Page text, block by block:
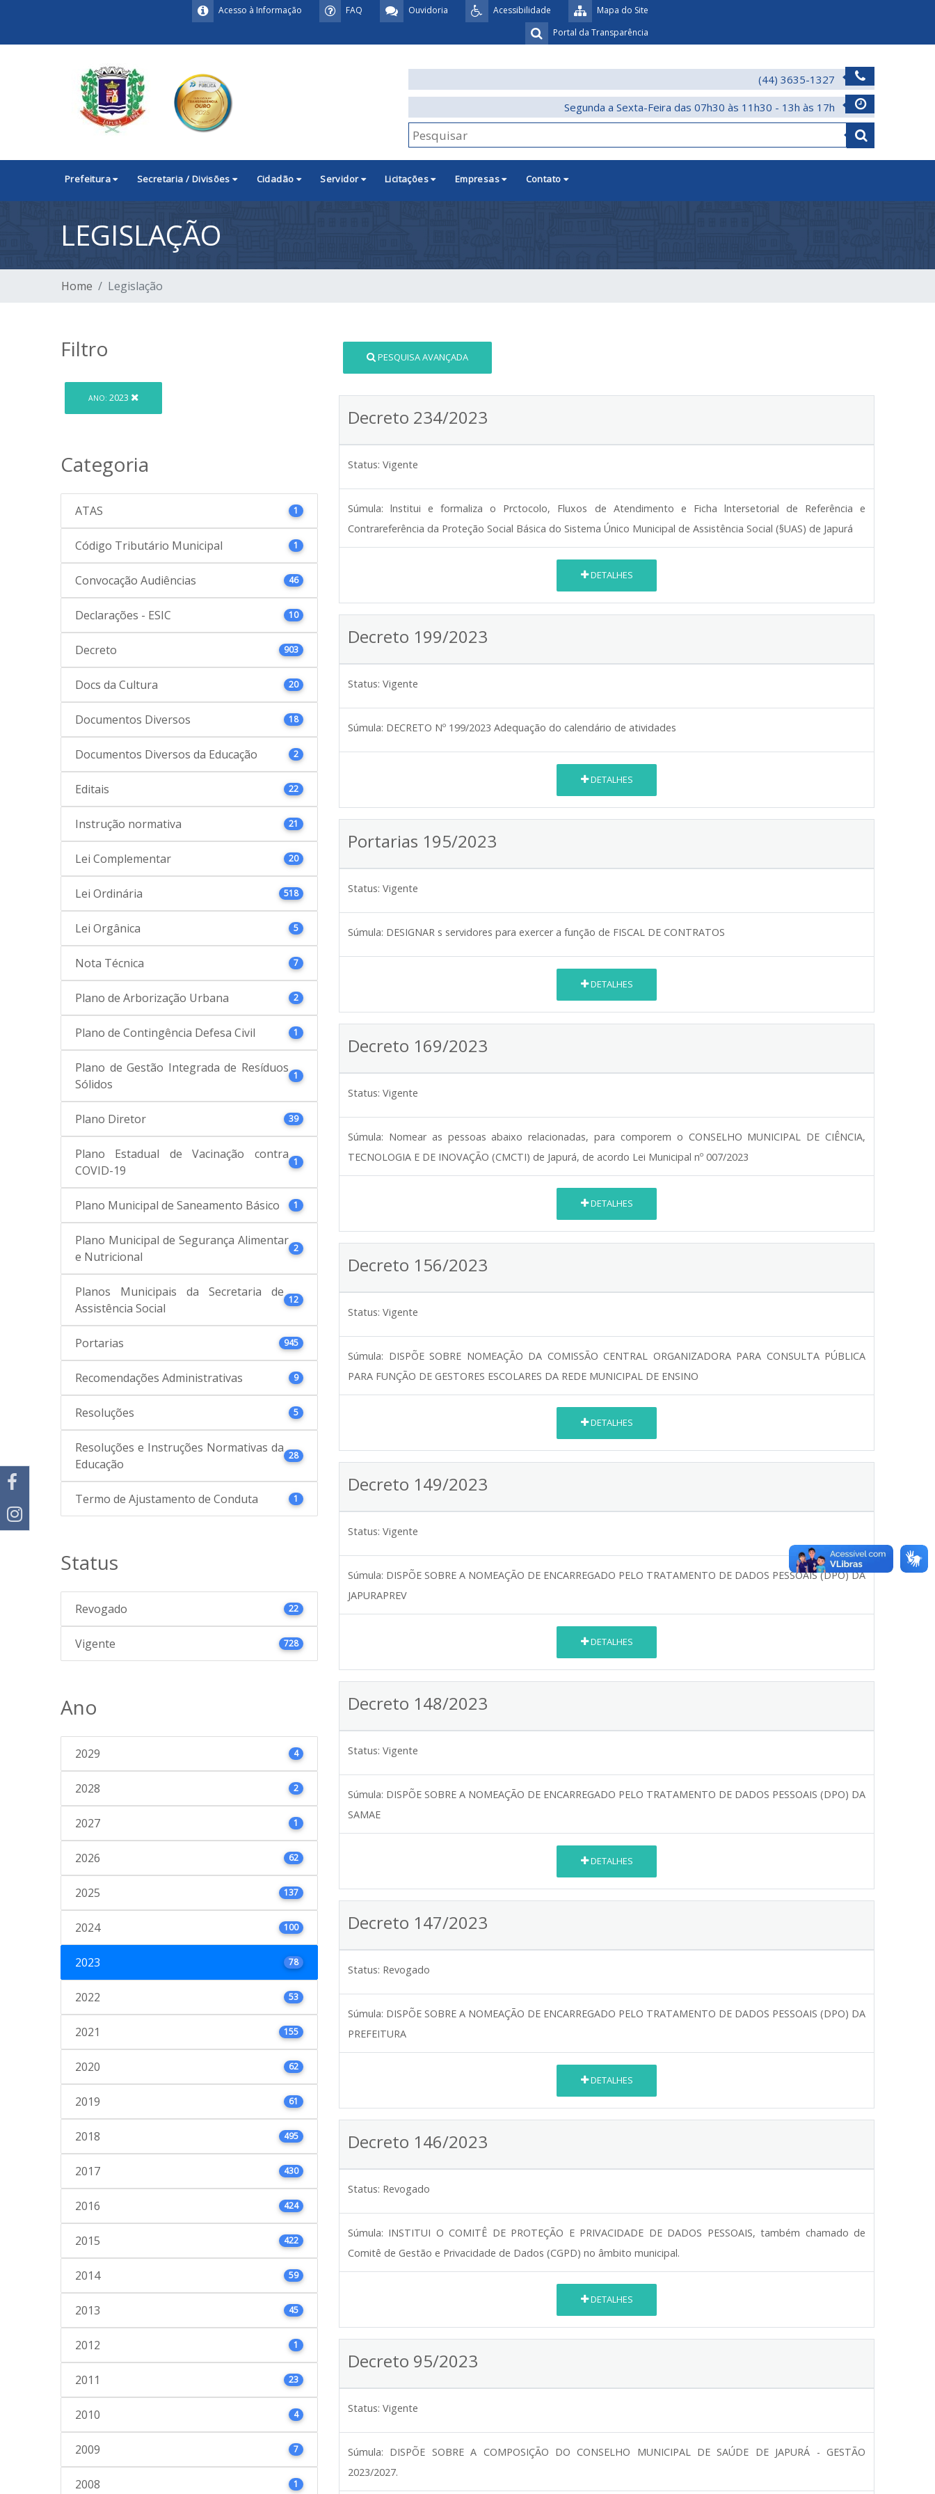
Mapa do Site
Acessibilidade
Ouvidoria
FAQ
Acesso à Informação
Portal da Transparência
(44) 3635-1327
Segunda a Sexta-Feira das 07h30 às 11h30 - 13h às 17h
Prefeitura Secretaria / Divisões Cidadão Servidor Licitações Empresas Contato
LEGISLAÇÃO
Home Legislação
Filtro
ANO: 2023
Categoria
ATAS 1
Código Tributário Municipal 1
Convocação Audiências 46
Declarações - ESIC 10
Decreto 903
Docs da Cultura 20
Documentos Diversos 18
Documentos Diversos da Educação 2
Editais 22
Instrução normativa 21
Lei Complementar 20
Lei Ordinária 518
Lei Orgânica 5
Nota Técnica 7
Plano de Arborização Urbana 2
Plano de Contingência Defesa Civil 1
Plano de Gestão Integrada de Resíduos
Sólidos
1
Plano Diretor 39
Plano Estadual de Vacinação contra
COVID-19
1
Plano Municipal de Saneamento Básico 1
Plano Municipal de Segurança Alimentar
e Nutricional
2
Planos Municipais da Secretaria de
Assistência Social
12
Portarias 945
Recomendações Administrativas 9
Resoluções 5
Resoluções e Instruções Normativas da
Educação
28
Termo de Ajustamento de Conduta 1
Status
Revogado 22
Vigente 728
Ano
2029 4
2028 2
2027 1
2026 62
2025 137
2024 100
2023 78
2022 53
2021 155
2020 62
2019 61
2018 495
2017 430
2016 424
2015 422
2014 59
2013 45
2012 1
2011 23
2010 4
2009 7
2008 1
PESQUISA AVANÇADA
Decreto 234/2023
Status: Vigente
Súmula: lnstitui e formaliza o Prctocolo, Fluxos de Atendimento e Ficha lntersetorial de Referência e
Contrareferência da Proteção Social Básica do Sistema Único Municipal de Assistência Social (§UAS) de Japurá
DETALHES
Decreto 199/2023
Status: Vigente
Súmula: DECRETO Nº 199/2023 Adequação do calendário de atividades
DETALHES
Portarias 195/2023
Status: Vigente
Súmula: DESIGNAR s servidores para exercer a função de FISCAL DE CONTRATOS
DETALHES
Decreto 169/2023
Status: Vigente
Súmula: Nomear as pessoas abaixo relacionadas, para comporem o CONSELHO MUNICIPAL DE CIÊNCIA,
TECNOLOGIA E DE INOVAÇÃO (CMCTI) de Japurá, de acordo Lei Municipal nº 007/2023
DETALHES
Decreto 156/2023
Status: Vigente
Súmula: DISPÕE SOBRE NOMEAÇÃO DA COMISSÃO CENTRAL ORGANIZADORA PARA CONSULTA PÚBLICA
PARA FUNÇÃO DE GESTORES ESCOLARES DA REDE MUNICIPAL DE ENSINO
DETALHES
Decreto 149/2023
Status: Vigente
Súmula: DISPÕE SOBRE A NOMEAÇÃO DE ENCARREGADO PELO TRATAMENTO DE DADOS PESSOAIS (DPO) DA
JAPURAPREV
DETALHES
Decreto 148/2023
Status: Vigente
Súmula: DISPÕE SOBRE A NOMEAÇÃO DE ENCARREGADO PELO TRATAMENTO DE DADOS PESSOAIS (DPO) DA
SAMAE
DETALHES
Decreto 147/2023
Status: Revogado
Súmula: DISPÕE SOBRE A NOMEAÇÃO DE ENCARREGADO PELO TRATAMENTO DE DADOS PESSOAIS (DPO) DA
PREFEITURA
DETALHES
Decreto 146/2023
Status: Revogado
Súmula: INSTITUI O COMITÊ DE PROTEÇÃO E PRIVACIDADE DE DADOS PESSOAIS, também chamado de
Comitê de Gestão e Privacidade de Dados (CGPD) no âmbito municipal.
DETALHES
Decreto 95/2023
Status: Vigente
Súmula: DISPÕE SOBRE A COMPOSIÇÃO DO CONSELHO MUNICIPAL DE SAÚDE DE JAPURÁ - GESTÃO
2023/2027.